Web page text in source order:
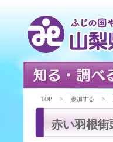
TOP > 参加する > 赤い
赤い羽根街